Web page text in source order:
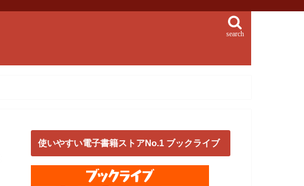
search
使いやすい電子書籍ストアNo.1 ブックライブ